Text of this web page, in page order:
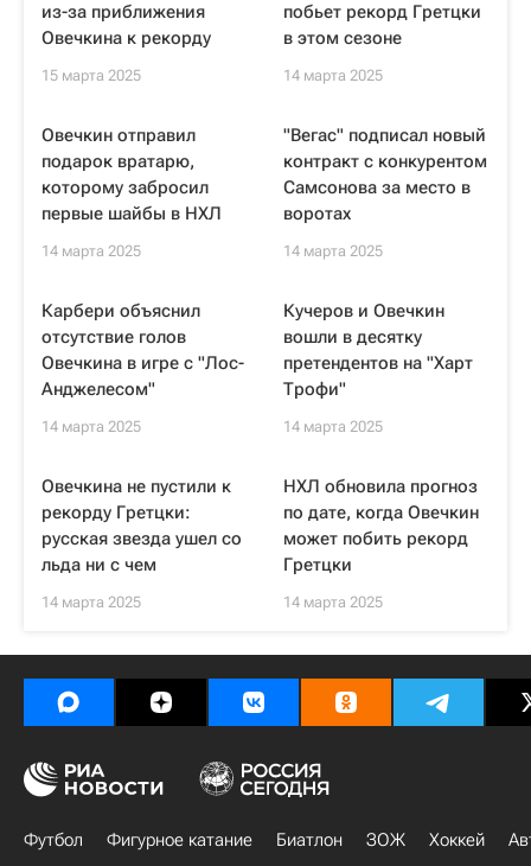
из-за приближения
Овечкина к рекорду
15 марта 2025
побьет рекорд Гретцки
в этом сезоне
14 марта 2025
Овечкин отправил
подарок вратарю,
которому забросил
первые шайбы в НХЛ
14 марта 2025
"Вегас" подписал новый
контракт с конкурентом
Самсонова за место в
воротах
14 марта 2025
Карбери объяснил
отсутствие голов
Овечкина в игре с "Лос-
Анджелесом"
14 марта 2025
Кучеров и Овечкин
вошли в десятку
претендентов на "Харт
Трофи"
14 марта 2025
Овечкина не пустили к
рекорду Гретцки:
русская звезда ушел со
льда ни с чем
14 марта 2025
НХЛ обновила прогноз
по дате, когда Овечкин
может побить рекорд
Гретцки
14 марта 2025
Футбол Фигурное катание Биатлон ЗОЖ Хоккей